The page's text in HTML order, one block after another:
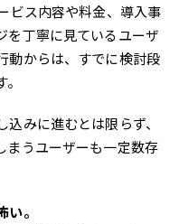
ビス内容や料金、導入事
を丁寧に見ているユーザ
動からは、すでに検討段
みに進むとは限らず、
まうユーザーも一定数存
。